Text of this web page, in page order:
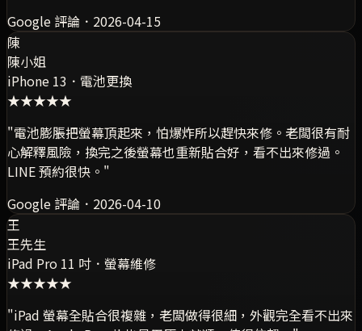
Google 評論 ． 2026-04-15
陳
陳小姐
iPhone 13 ． 電池更換
★★★★★
"電池膨脹把螢幕頂起來，怕爆炸所以趕快來修。老闆很有耐
心解釋風險，換完之後螢幕也重新貼合好，看不出來修過。
LINE 預約很快。 "
Google 評論 ． 2026-04-10
王
王先生
iPad Pro 11 吋 ． 螢幕維修
★★★★★
"iPad 螢幕全貼合很複雜，老闆做得很細，外觀完全看不出來